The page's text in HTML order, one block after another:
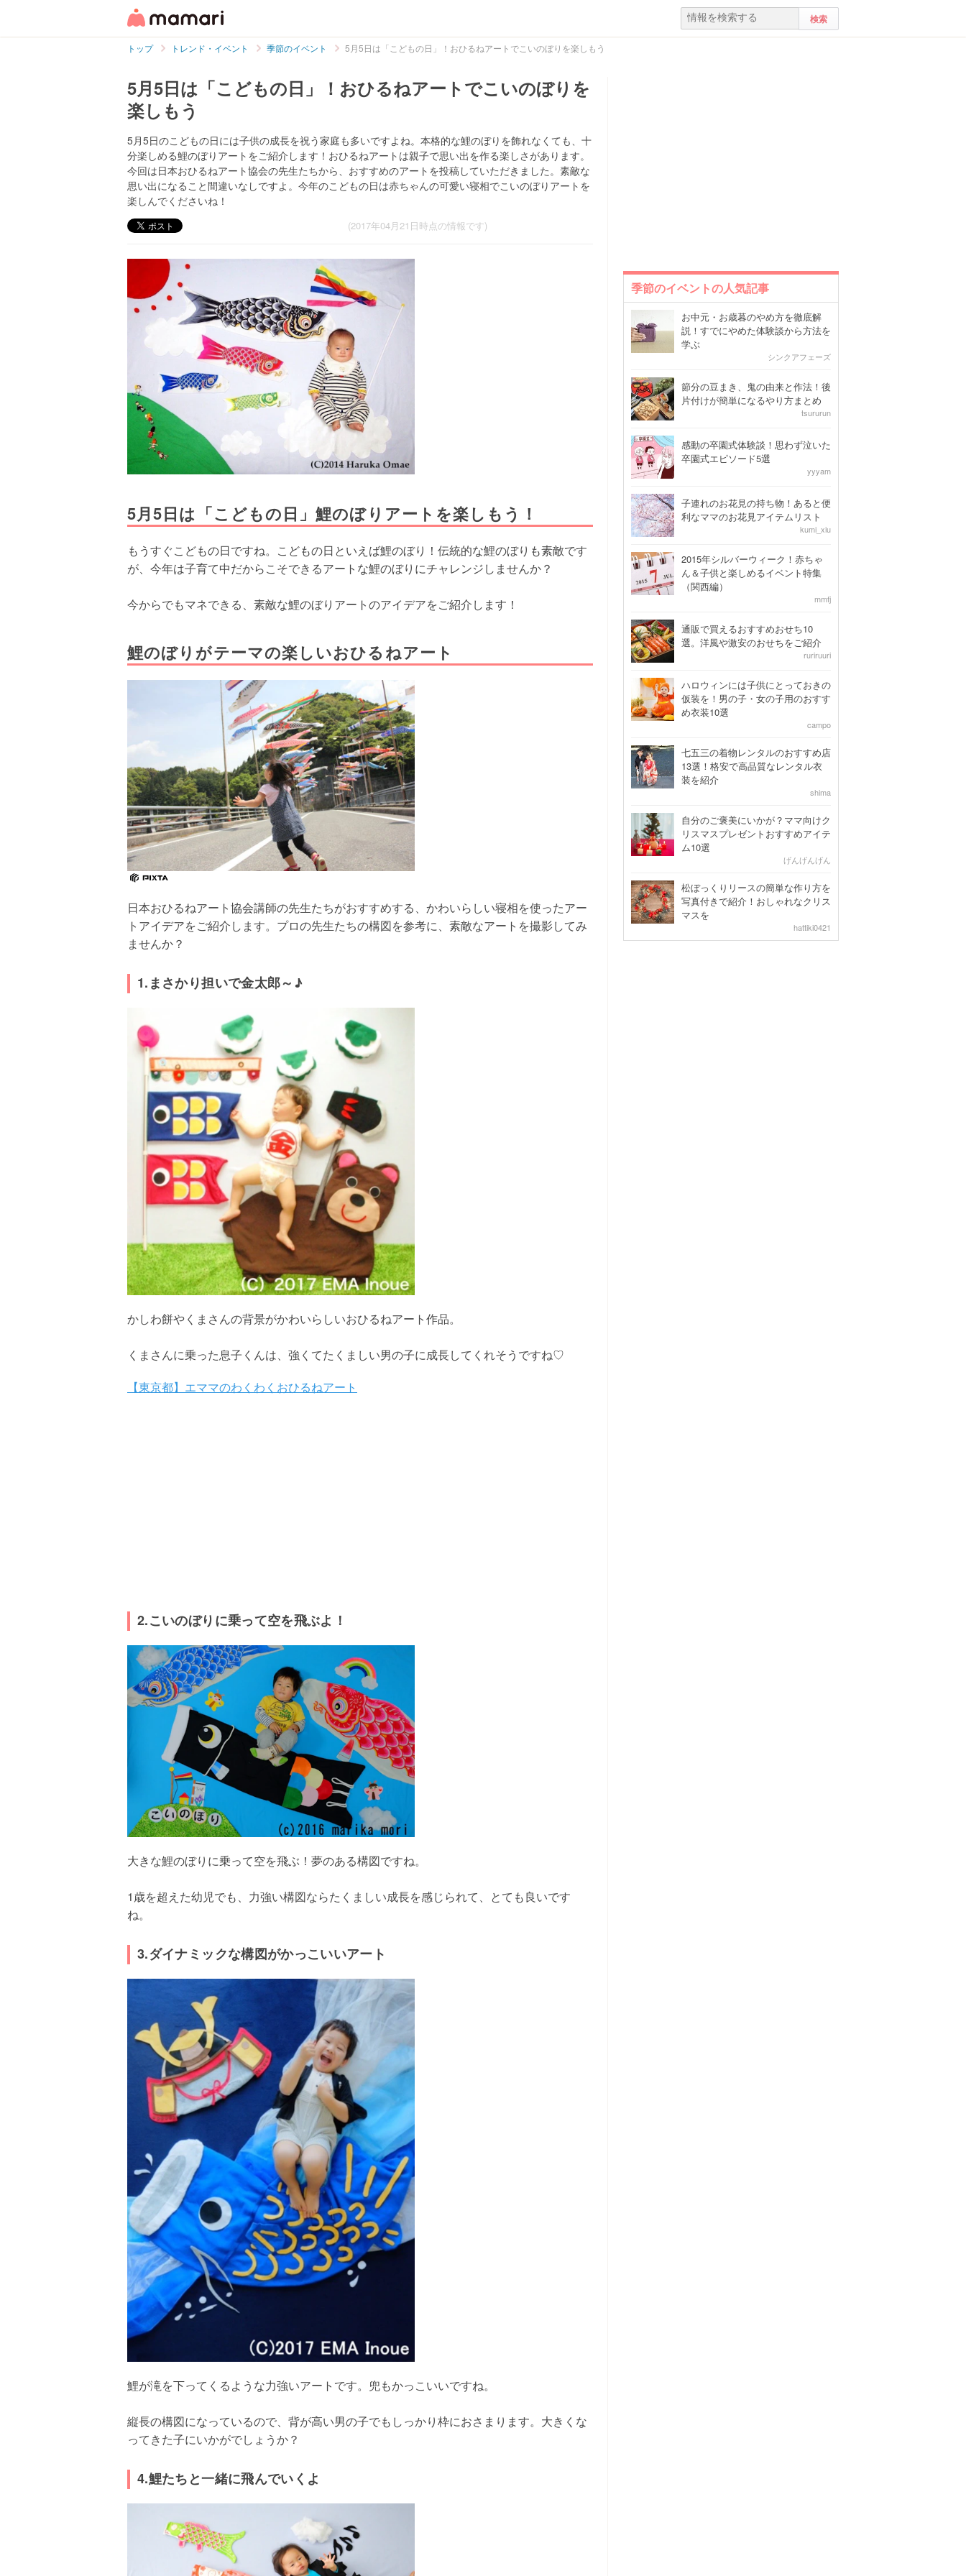
トップ トレンド・イベント 季節のイベント 5月5日は「こどもの日」！おひるねアートでこいのぼりを楽しもう
5月5日は「こどもの日」！おひるねアートでこいのぼりを
楽しもう
5月5日のこどもの日には子供の成長を祝う家庭も多いですよね。本格的な鯉のぼりを飾れなくても、十
分楽しめる鯉のぼりアートをご紹介します！おひるねアートは親子で思い出を作る楽しさがあります。
今回は日本おひるねアート協会の先生たちから、おすすめのアートを投稿していただきました。素敵な
思い出になること間違いなしですよ。今年のこどもの日は赤ちゃんの可愛い寝相でこいのぼりアートを
楽しんでくださいね！
(2017年04月21日時点の情報です)
5月5日は「こどもの日」鯉のぼりアートを楽しもう！
もうすぐこどもの日ですね。こどもの日といえば鯉のぼり！伝統的な鯉のぼりも素敵です
が、今年は子育て中だからこそできるアートな鯉のぼりにチャレンジしませんか？
今からでもマネできる、素敵な鯉のぼりアートのアイデアをご紹介します！
鯉のぼりがテーマの楽しいおひるねアート
日本おひるねアート協会講師の先生たちがおすすめする、かわいらしい寝相を使ったアー
トアイデアをご紹介します。プロの先生たちの構図を参考に、素敵なアートを撮影してみ
ませんか？
1.まさかり担いで金太郎～♪
かしわ餅やくまさんの背景がかわいらしいおひるねアート作品。
くまさんに乗った息子くんは、強くてたくましい男の子に成長してくれそうですね♡
【東京都】エママのわくわくおひるねアート
2.こいのぼりに乗って空を飛ぶよ！
大きな鯉のぼりに乗って空を飛ぶ！夢のある構図ですね。
1歳を超えた幼児でも、力強い構図ならたくましい成長を感じられて、とても良いです
ね。
3.ダイナミックな構図がかっこいいアート
鯉が滝を下ってくるような力強いアートです。兜もかっこいいですね。
縦長の構図になっているので、背が高い男の子でもしっかり枠におさまります。大きくな
ってきた子にいかがでしょうか？
4.鯉たちと一緒に飛んでいくよ
季節のイベントの人気記事
お中元・お歳暮のやめ方を徹底解
説！すでにやめた体験談から方法を
学ぶ
シンクアフェーズ
節分の豆まき、鬼の由来と作法！後
片付けが簡単になるやり方まとめ
tsururun
感動の卒園式体験談！思わず泣いた
卒園式エピソード5選
yyyam
子連れのお花見の持ち物！あると便
利なママのお花見アイテムリスト
kumi_xiu
2015年シルバーウィーク！赤ちゃ
ん＆子供と楽しめるイベント特集
（関西編）
mmfj
通販で買えるおすすめおせち10
選。洋風や激安のおせちをご紹介
ruriruuri
ハロウィンには子供にとっておきの
仮装を！男の子・女の子用のおすす
め衣装10選
campo
七五三の着物レンタルのおすすめ店
13選！格安で高品質なレンタル衣
装を紹介
shima
自分のご褒美にいかが？ママ向けク
リスマスプレゼントおすすめアイテ
ム10選
げんげんげん
松ぼっくりリースの簡単な作り方を
写真付きで紹介！おしゃれなクリス
マスを
hattiki0421